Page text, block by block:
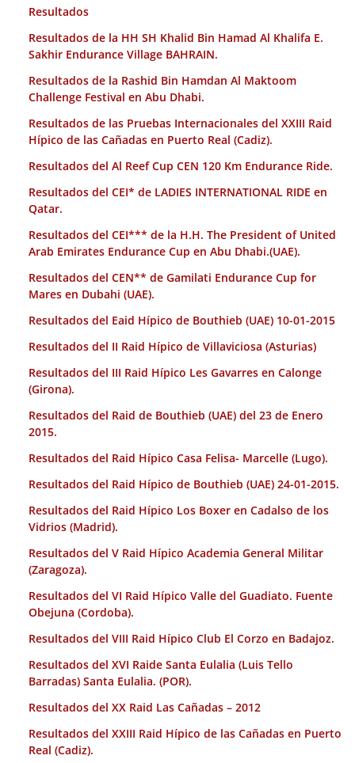
Resultados
Resultados de la HH SH Khalid Bin Hamad Al Khalifa E.
Sakhir Endurance Village BAHRAIN.
Resultados de la Rashid Bin Hamdan Al Maktoom
Challenge Festival en Abu Dhabi.
Resultados de las Pruebas Internacionales del XXIII Raid
Hípico de las Cañadas en Puerto Real (Cadiz).
Resultados del Al Reef Cup CEN 120 Km Endurance Ride.
Resultados del CEI* de LADIES INTERNATIONAL RIDE en
Qatar.
Resultados del CEI*** de la H.H. The President of United
Arab Emirates Endurance Cup en Abu Dhabi.(UAE).
Resultados del CEN** de Gamilati Endurance Cup for
Mares en Dubahi (UAE).
Resultados del Eaid Hípico de Bouthieb (UAE) 10-01-2015
Resultados del II Raid Hípico de Villaviciosa (Asturias)
Resultados del III Raid Hípico Les Gavarres en Calonge
(Girona).
Resultados del Raid de Bouthieb (UAE) del 23 de Enero
2015.
Resultados del Raid Hípico Casa Felisa- Marcelle (Lugo).
Resultados del Raid Hípico de Bouthieb (UAE) 24-01-2015.
Resultados del Raid Hípico Los Boxer en Cadalso de los
Vidrios (Madrid).
Resultados del V Raid Hípico Academia General Militar
(Zaragoza).
Resultados del VI Raid Hípico Valle del Guadiato. Fuente
Obejuna (Cordoba).
Resultados del VIII Raid Hípico Club El Corzo en Badajoz.
Resultados del XVI Raide Santa Eulalia (Luis Tello
Barradas) Santa Eulalia. (POR).
Resultados del XX Raid Las Cañadas – 2012
Resultados del XXIII Raid Hípico de las Cañadas en Puerto
Real (Cadiz).